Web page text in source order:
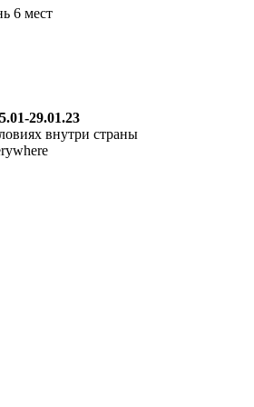
6 мест
29.01.23
внутри страны